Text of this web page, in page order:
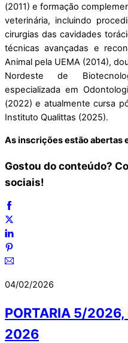
(2011) e formação
veterinária, incluindo
cirurgias das cavidades
técnicas avançadas e
Animal pela UEMA (2014),
Nordeste de
especializada em
(2022) e atualmente cursa
Instituto Qualittas (2025).
As inscrições estão abertas
Gostou do conteúdo?
sociais!
04/02/2026
PORTARIA 5/
2026